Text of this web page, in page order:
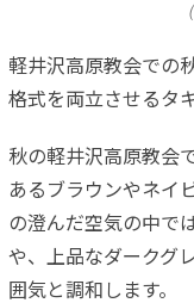
軽井沢高原教会での
格式を両立させるタ
秋の軽井沢高原教会
あるブラウンやネイ
の澄んだ空気の中で
や、上品なダークグ
囲気と調和します。